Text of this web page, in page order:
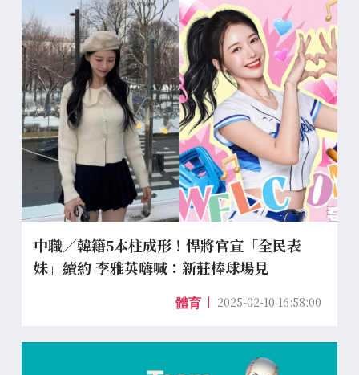
中職／韓籍5本柱成形！悍將官宣「全民表
妹」續約 李雅英嗨喊：新莊棒球場見
體育 2025-02-10 16:58:00